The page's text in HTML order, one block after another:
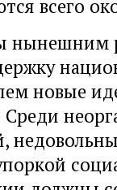
всего
нынешним
новые